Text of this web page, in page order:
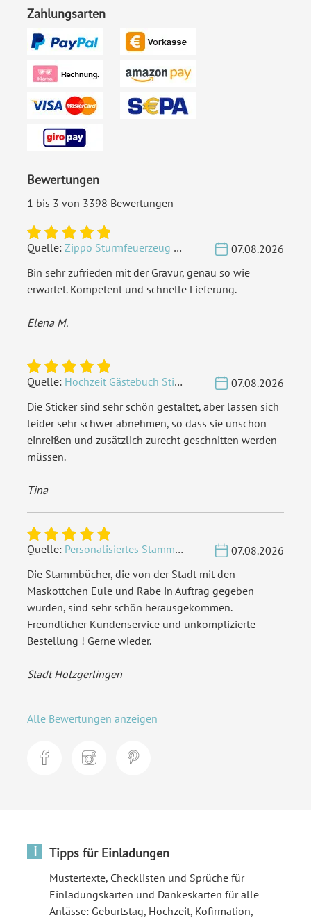
Zahlungsarten
Bewertungen
1 bis 3 von 3398 Bewertungen
Quelle: Zippo Sturmfeuerzeug Chrom - Verzierte Initialen
07.08.2026
Bin sehr zufrieden mit der Gravur, genau so wie
erwartet. Kompetent und schnelle Lieferung.
Elena M.
Quelle: Hochzeit Gästebuch Sticker 40 Fragen - Weiß
07.08.2026
Die Sticker sind sehr schön gestaltet, aber lassen sich
leider sehr schwer abnehmen, so dass sie unschön
einreißen und zusätzlich zurecht geschnitten werden
müssen.
Tina
Quelle: Personalisiertes Stammbuch - Eigene Gravurdatei hochladen
07.08.2026
Die Stammbücher, die von der Stadt mit den
Maskottchen Eule und Rabe in Auftrag gegeben
wurden, sind sehr schön herausgekommen.
Freundlicher Kundenservice und unkomplizierte
Bestellung ! Gerne wieder.
Stadt Holzgerlingen
Alle Bewertungen anzeigen
i Tipps für Einladungen
Mustertexte, Checklisten und Sprüche für
Einladungskarten und Dankeskarten für alle
Anlässe: Geburtstag, Hochzeit, Kofirmation,